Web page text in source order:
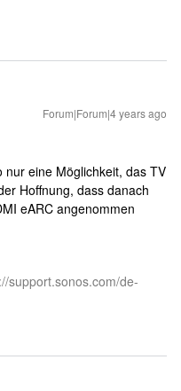
Forum|Forum|4 years ago
eine Möglichkeit, das TV
Hoffnung, dass danach
eARC angenommen
support.sonos.com/de-